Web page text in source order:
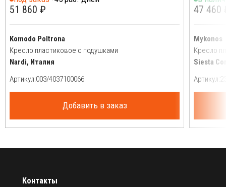
51 860 ₽
Komodo Poltrona
Кресло пластиковое с подушками
Nardi, Италия
Артикул:
Добавить в заказ
47 460
Mykonos
Кресло
Siesta
Артикул:
Контакты